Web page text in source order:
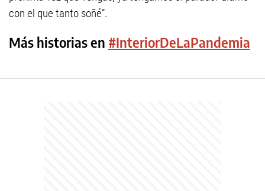
con el que tanto soñé”.
Más historias en #InteriorDeLaPandemia